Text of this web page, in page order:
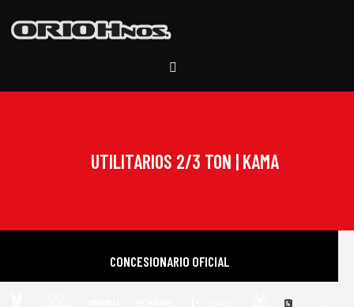
UTILITARIOS 2/3 TON | KAMA
CONCESIONARIO OFICIAL